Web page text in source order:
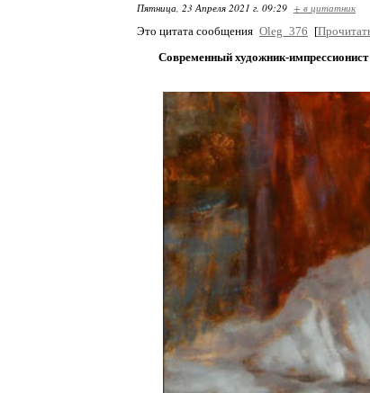
Пятница, 23 Апреля 2021 г. 09:29 + в цитатник
Это цитата сообщения Oleg_376 [
Современный художник-